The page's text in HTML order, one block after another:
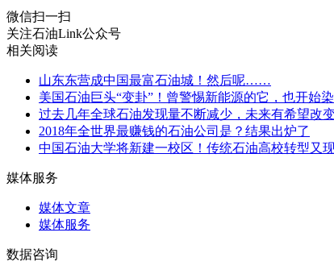
微信扫一扫
关注石油Link公众号
相关阅读
山东东营成中国最富石油城！然后呢……
美国石油巨头“变卦”！曾警惕新能源的它，也开始
过去几年全球石油发现量不断减少，未来有希望改
2018年全世界最赚钱的石油公司是？结果出炉了
中国石油大学将新建一校区！传统石油高校转型又
媒体服务
媒体文章
媒体服务
数据咨询